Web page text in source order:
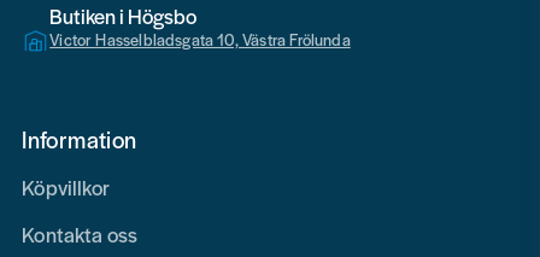
Butiken i Högsbo
Victor Hasselbladsgata 10, Västra Frölunda
Information
Köpvillkor
Kontakta oss